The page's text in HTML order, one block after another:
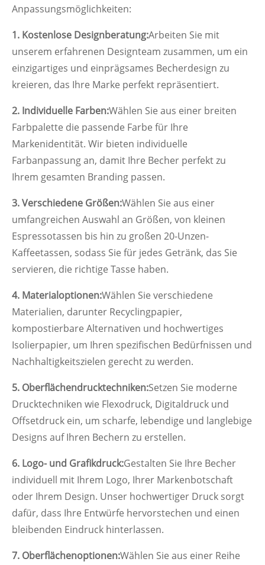
Anpassungsmöglichkeiten:
1. Kostenlose Designberatung:Arbeiten Sie mit
unserem erfahrenen Designteam zusammen, um ein
einzigartiges und einprägsames Becherdesign zu
kreieren, das Ihre Marke perfekt repräsentiert.
2. Individuelle Farben:Wählen Sie aus einer breiten
Farbpalette die passende Farbe für Ihre
Markenidentität. Wir bieten individuelle
Farbanpassung an, damit Ihre Becher perfekt zu
Ihrem gesamten Branding passen.
3. Verschiedene Größen:Wählen Sie aus einer
umfangreichen Auswahl an Größen, von kleinen
Espressotassen bis hin zu großen 20-Unzen-
Kaffeetassen, sodass Sie für jedes Getränk, das Sie
servieren, die richtige Tasse haben.
4. Materialoptionen:Wählen Sie verschiedene
Materialien, darunter Recyclingpapier,
kompostierbare Alternativen und hochwertiges
Isolierpapier, um Ihren spezifischen Bedürfnissen und
Nachhaltigkeitszielen gerecht zu werden.
5. Oberflächendrucktechniken:Setzen Sie moderne
Drucktechniken wie Flexodruck, Digitaldruck und
Offsetdruck ein, um scharfe, lebendige und langlebige
Designs auf Ihren Bechern zu erstellen.
6. Logo- und Grafikdruck:Gestalten Sie Ihre Becher
individuell mit Ihrem Logo, Ihrer Markenbotschaft
oder Ihrem Design. Unser hochwertiger Druck sorgt
dafür, dass Ihre Entwürfe hervorstechen und einen
bleibenden Eindruck hinterlassen.
7. Oberflächenoptionen:Wählen Sie aus einer Reihe